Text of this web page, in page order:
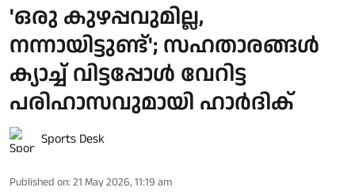
'ഒരു കുഴപ്പവുമില്ല,
നന്നായിട്ടുണ്ട്'; സഹതാരങ്ങൾ
ക്യാച്ച് വിട്ടപ്പോൾ വേറിട്ട
പരിഹാസവുമായി ഹാർദിക്
Sports Desk
Published on: 21 May 2026, 11:19 am